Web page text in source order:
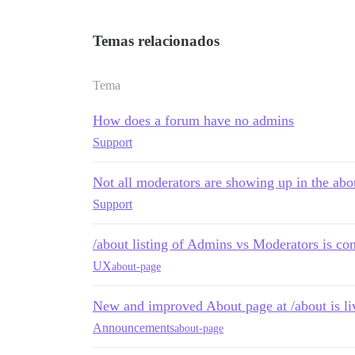
Temas relacionados
Tema
How does a forum have no admins
Support
Not all moderators are showing up in the
Support
/about listing of Admins vs Moderators is
UXabout-page
New and improved About page at /about is
Announcementsabout-page